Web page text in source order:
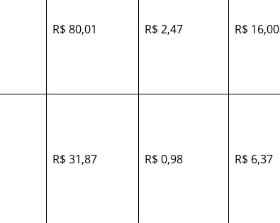
R$ 80,01 R$ 2,47 R$ 16,00
R$ 31,87 R$ 0,98 R$ 6,37